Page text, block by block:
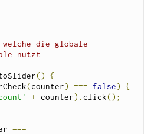
die globale
nutzt
()
{
(counter) === false)
{
+ counter).click();
===